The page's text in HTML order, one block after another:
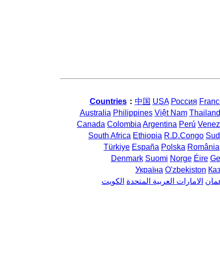
Countries： 中国 USA Россия
Australia Philippines Việt Nam Thailand
Canada Colombia Argentina Perú
South Africa Ethiopia R.D.Congo
Türkiye España Polska România
Denmark Suomi Norge Éire
Україна O'zbekiston
الامارات العربية المتحدة الكويت